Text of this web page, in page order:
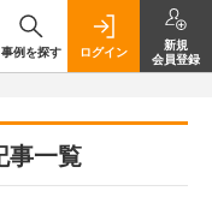
事例を探す ログイン
新規
会員登録
事一覧